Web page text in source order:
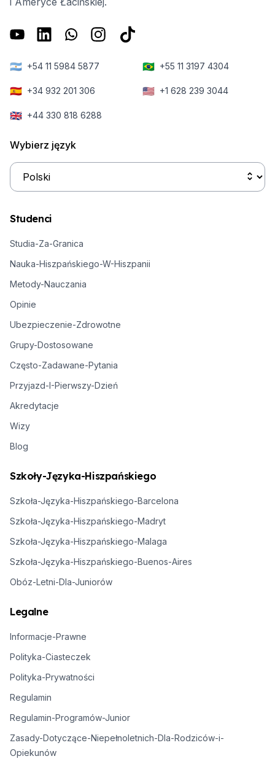
🇦🇷 +54 11 5984 5877 🇧🇷 +55 11 3197 4304
🇪🇸 +34 932 201 306 🇺🇸 +1 628 239 3044
🇬🇧 +44 330 818 6288
Wybierz język
Studenci
Studia-Za-Granica
Nauka-Hiszpańskiego-W-Hiszpanii
Metody-Nauczania
Opinie
Ubezpieczenie-Zdrowotne
Grupy-Dostosowane
Często-Zadawane-Pytania
Przyjazd-I-Pierwszy-Dzień
Akredytacje
Wizy
Blog
Szkoły-Języka-Hiszpańskiego
Szkoła-Języka-Hiszpańskiego-Barcelona
Szkoła-Języka-Hiszpańskiego-Madryt
Szkoła-Języka-Hiszpańskiego-Malaga
Szkoła-Języka-Hiszpańskiego-Buenos-Aires
Obóz-Letni-Dla-Juniorów
Legalne
Informacje-Prawne
Polityka-Ciasteczek
Polityka-Prywatności
Regulamin
Regulamin-Programów-Junior
Zasady-Dotyczące-Niepełnoletnich-Dla-Rodziców-i-
Opiekunów